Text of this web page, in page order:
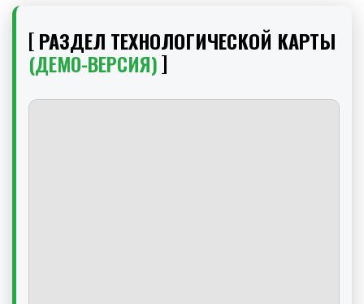
РАЗДЕЛ ТЕХНОЛОГИЧЕСКОЙ КАРТЫ
(ДЕМО-ВЕРСИЯ)